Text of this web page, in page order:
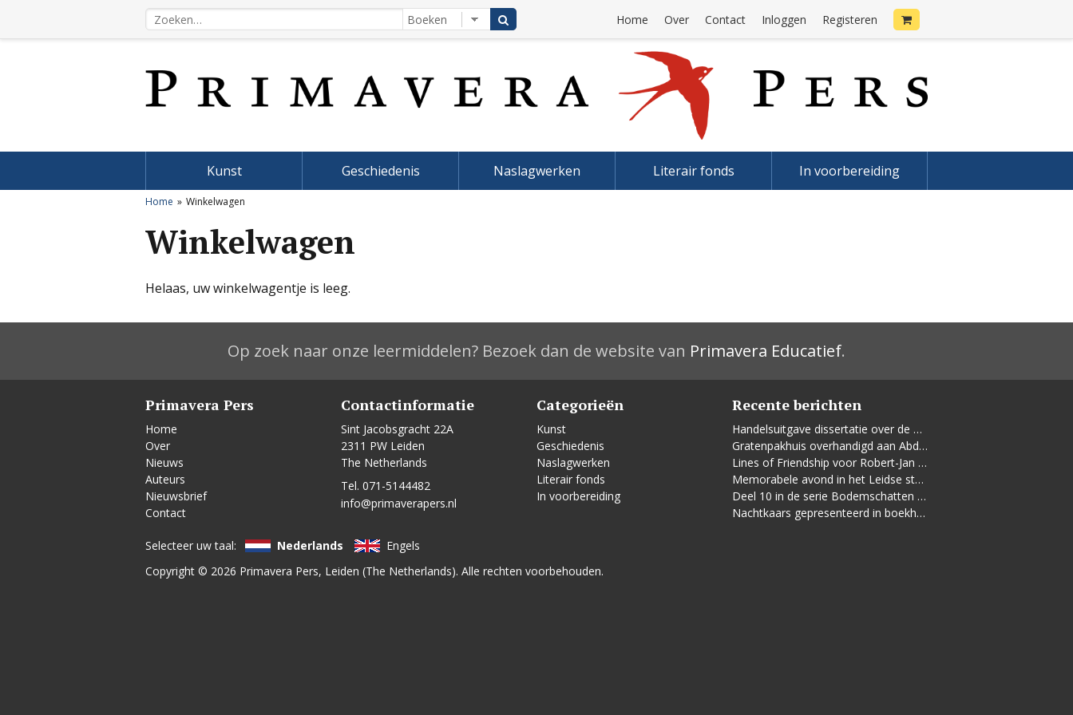
Home Over Contact Inloggen Registeren
Kunst Geschiedenis Naslagwerken Literair fonds In voorbereiding
Home Winkelwagen
Winkelwagen
Helaas, uw winkelwagentje is leeg.
Op zoek naar onze leermiddelen? Bezoek dan de website van Primavera Educatief.
Primavera Pers
Home
Over
Nieuws
Auteurs
Nieuwsbrief
Contact
Contactinformatie
Sint Jacobsgracht 22A
2311 PW Leiden
The Netherlands
Tel. 071-5144482
info@primaverapers.nl
Categorieën
Kunst
Geschiedenis
Naslagwerken
Literair fonds
In voorbereiding
Recente berichten
Handelsuitgave dissertatie over de Leidse vrouwenbeweging
Gratenpakhuis overhandigd aan Abdelhaq Jermoumi
Lines of Friendship voor Robert-Jan te Rijdt
Memorabele avond in het Leidse stadhuis
Deel 10 in de serie Bodemschatten en Bouwgeheimen verschenen
Nachtkaars gepresenteerd in boekhandel De Kler
Selecteer uw taal: Nederlands
Engels
Copyright © 2026 Primavera Pers, Leiden (The Netherlands). Alle rechten voorbehouden.